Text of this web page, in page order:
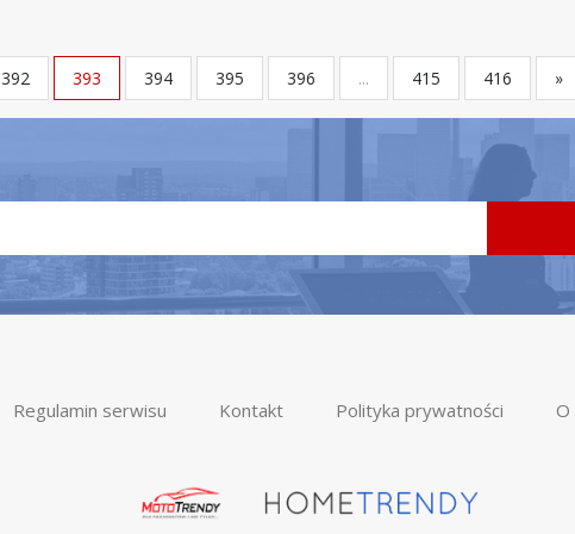
392 393 394 395 396 ... 415 416 »
Regulamin serwisu Kontakt Polityka prywatności O